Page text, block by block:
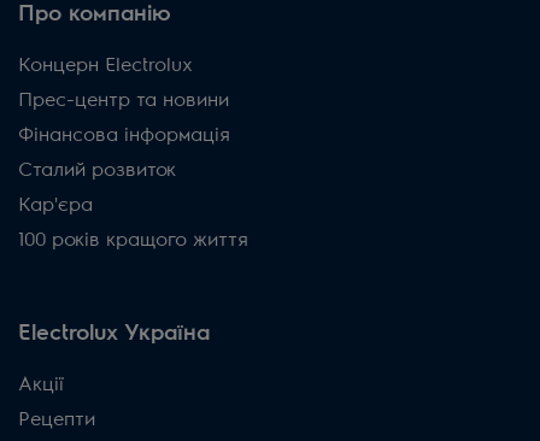
Про компанію
Концерн Electrolux
Прес-центр та новини
Фінансова інформація
Сталий розвиток
Кар'єра
100 років кращого життя
Electrolux Україна
Акції
Рецепти